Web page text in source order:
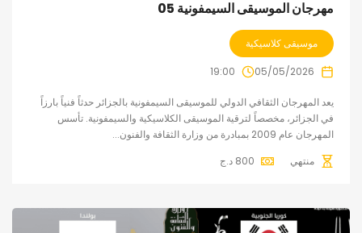
مهرجان الموسيقى السيمفونية 05
موسيقى كلاسيكية
05/05/2026
19:00
يعد المهرجان الثقافي الدولي للموسيقى السيمفونية بالجزائر حدثاً فنياً بارزاً
في الجزائر، مخصصاً لترقية الموسيقى الكلاسيكية والسيمفونية. تأسس
المهرجان عام 2009 بمبادرة من وزارة الثقافة والفنون...
منتهي
800 د.ج